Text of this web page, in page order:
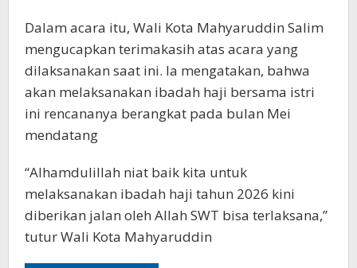
Dalam acara itu, Wali Kota Mahyaruddin Salim
mengucapkan terimakasih atas acara yang
dilaksanakan saat ini. Ia mengatakan, bahwa
akan melaksanakan ibadah haji bersama istri
ini rencananya berangkat pada bulan Mei
mendatang
“Alhamdulillah niat baik kita untuk
melaksanakan ibadah haji tahun 2026 kini
diberikan jalan oleh Allah SWT bisa terlaksana,”
tutur Wali Kota Mahyaruddin